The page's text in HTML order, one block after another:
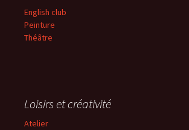
English club
Peinture
Théâtre
Loisirs et créativité
Atelier